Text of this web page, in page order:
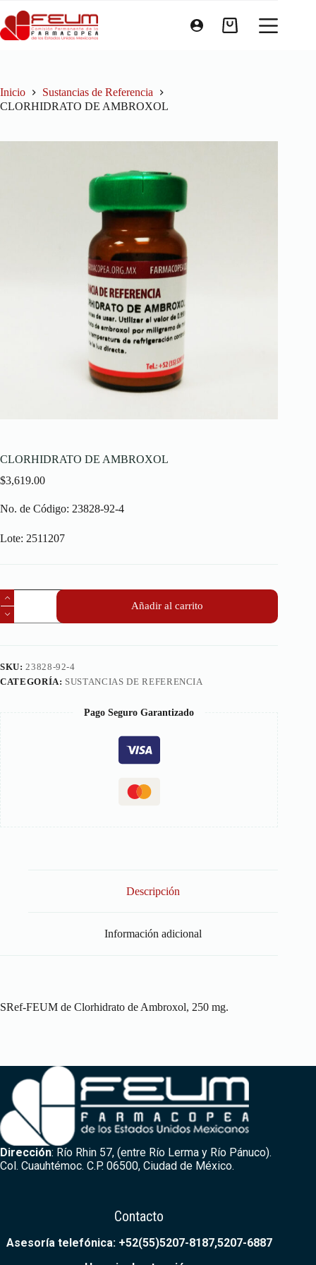
Inicio
Sustancias de Referencia
CLORHIDRATO DE AMBROXOL
CLORHIDRATO DE AMBROXOL
$3,619.00
No. de Código: 23828-92-4
Lote: 2511207
Añadir al carrito
SKU: 23828-92-4
CATEGORÍA: SUSTANCIAS DE REFERENCIA
Pago Seguro Garantizado
Descripción
Información adicional
SRef-FEUM de Clorhidrato de Ambroxol, 250 mg.
Dirección: Río Rhin 57, (entre Río Lerma y Río Pánuco).
Col. Cuauhtémoc. C.P. 06500, Ciudad de México.
Contacto
Asesoría telefónica: +52(55)5207-8187,5207-6887